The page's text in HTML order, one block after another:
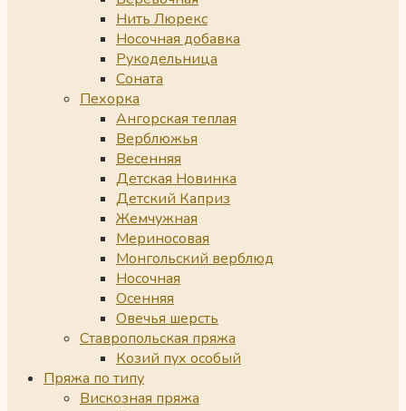
Нить Люрекс
Носочная добавка
Рукодельница
Соната
Пехорка
Ангорская теплая
Верблюжья
Весенняя
Детская Новинка
Детский Каприз
Жемчужная
Мериносовая
Монгольский верблюд
Носочная
Осенняя
Овечья шерсть
Ставропольская пряжа
Козий пух особый
Пряжа по типу
Вискозная пряжа